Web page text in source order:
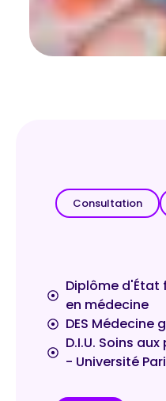
Consultation
Diplôme
en médecine
DES Médecine
D.I.U. Soins
- Université